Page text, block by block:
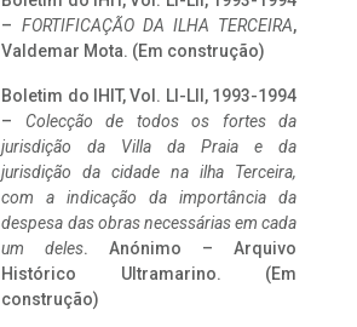
– FORTIFICAÇÃO DA ILHA TERCEIRA,
Valdemar Mota. (Em construção)
Boletim do IHIT, Vol. LI-LII, 1993-1994
– Colecção de todos os fortes da
jurisdição da Villa da Praia e da
jurisdição da cidade na ilha Terceira,
com a indicação da importância da
despesa das obras necessárias em cada
um deles. Anónimo – Arquivo
Histórico Ultramarino. (Em
construção)